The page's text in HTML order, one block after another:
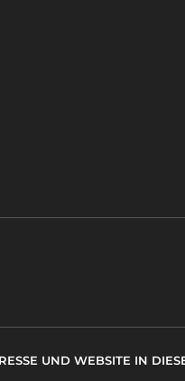
UND WEBSITE IN